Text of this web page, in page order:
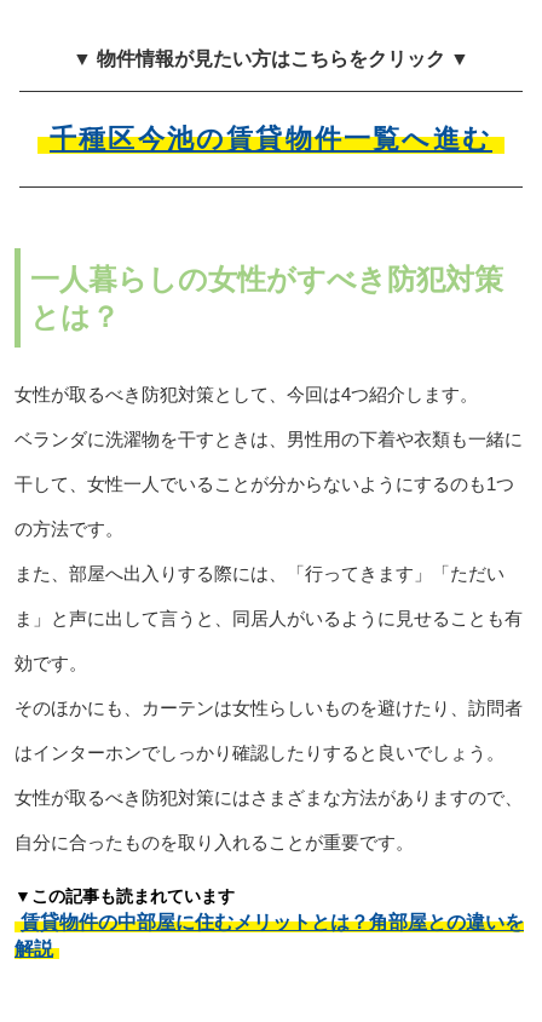
▼ 物件情報が見たい方はこちらをクリック ▼
千種区今池の賃貸物件一覧へ進む
一人暮らしの女性がすべき防犯対策
とは？
女性が取るべき防犯対策として、今回は4つ紹介します。
ベランダに洗濯物を干すときは、男性用の下着や衣類も一緒に
干して、女性一人でいることが分からないようにするのも1つ
の方法です。
また、部屋へ出入りする際には、「行ってきます」「ただい
ま」と声に出して言うと、同居人がいるように見せることも有
効です。
そのほかにも、カーテンは女性らしいものを避けたり、訪問者
はインターホンでしっかり確認したりすると良いでしょう。
女性が取るべき防犯対策にはさまざまな方法がありますので、
自分に合ったものを取り入れることが重要です。
▼この記事も読まれています
賃貸物件の中部屋に住むメリットとは？角部屋との違いを
解説